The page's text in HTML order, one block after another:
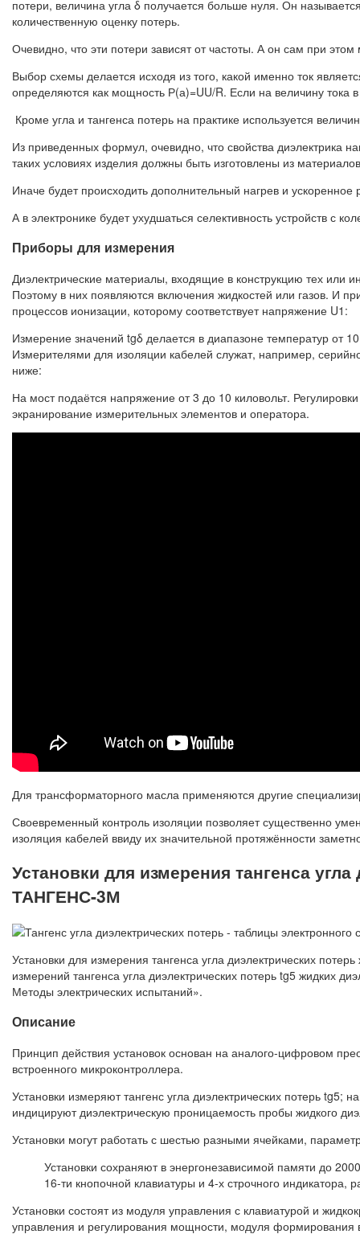
потери, величина угла δ получается больше нуля. Он
количественную оценку потерь.
Очевидно, что эти потери зависят от частоты. А он сам при
Выбор схемы делается исходя из того, какой именно ток
определяются как мощность Р(а)=UU/R. Если на величину тока
Кроме угла и тангенса потерь на практике используется
Из приведенных формул, очевидно, что свойства диэлектрика
таких условиях изделия должны быть изготовлены из
Иначе будет происходить дополнительный нагрев и
А в электронике будет ухудшаться селективность устройств с
Приборы для измерения
Диэлектрические материалы, входящие в конструкцию тех или
Поэтому в них появляются включения жидкостей или газов. И
процессов ионизации, которому соответствует напряжение U1:
Измерение значений tgδ делается в диапазоне температур от
Измерителями для изоляции кабелей служат, например,
ниже:
На мост подаётся напряжение от 3 до 10 киловольт.
экранирование измерительных элементов и оператора.
Для трансформаторного масла применяются другие
Своевременный контроль изоляции позволяет существенно
изоляция кабелей ввиду их значительной протяжённости
Установки для измерения тангенса
ТАНГЕНС-3М
Установки для измерения тангенса угла диэлектрических
измерений тангенса угла диэлектрических потерь tg5 жидких
Методы электрических испытаний».
Описание
Принцип действия установок основан на аналого-цифровом
встроенного микроконтроллера.
Установки измеряют тангенс угла диэлектрических потерь
индицируют диэлектрическую проницаемость пробы жидкого
Установки могут работать с шестью разными ячейками,
Установки сохраняют в энергонезависимой памяти до
16-ти кнопочной клавиатуры и 4-х строчного индикатора,
Установки состоят из модуля управления с клавиатурой и
управления и регулирования мощности, модуля формирования